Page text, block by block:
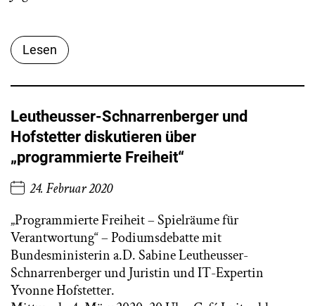
Lesen
Leutheusser-Schnarrenberger und
Hofstetter diskutieren über
„programmierte Freiheit“
24. Februar 2020
„Programmierte Freiheit – Spielräume für
Verantwortung“ – Podiumsdebatte mit
Bundesministerin a.D. Sabine Leutheusser-
Schnarrenberger und Juristin und IT-Expertin
Yvonne Hofstetter.